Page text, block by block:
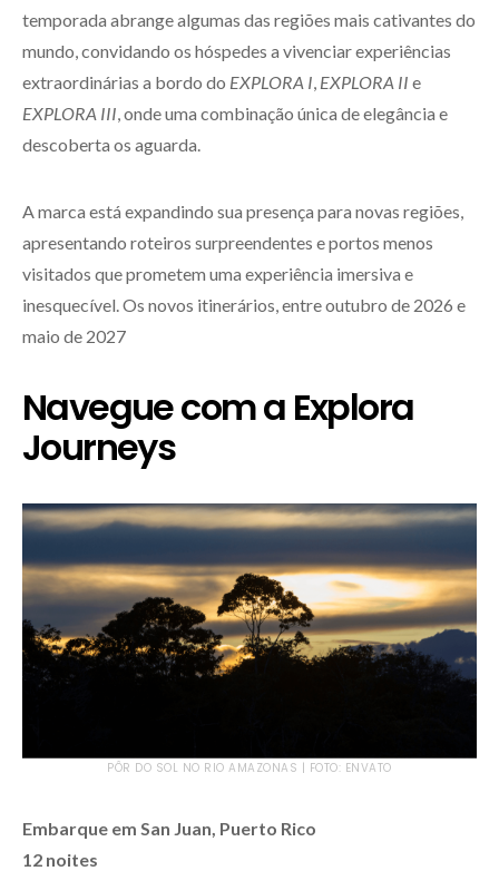
temporada abrange algumas das regiões mais cativantes do
mundo, convidando os hóspedes a vivenciar experiências
extraordinárias a bordo do EXPLORA I EXPLORA II e
EXPLORA III , onde uma combinação única de elegância e
descoberta os aguarda.
A marca está expandindo sua presença para novas regiões,
apresentando roteiros surpreendentes e portos menos
visitados que prometem uma experiência imersiva e
inesquecível. Os novos itinerários, entre outubro de 2026 e
maio de 2027
Navegue com a Explora
Journeys
PÔR DO SOL NO RIO AMAZONAS | FOTO: ENVATO
Embarque em San Juan, Puerto Rico
12 noites